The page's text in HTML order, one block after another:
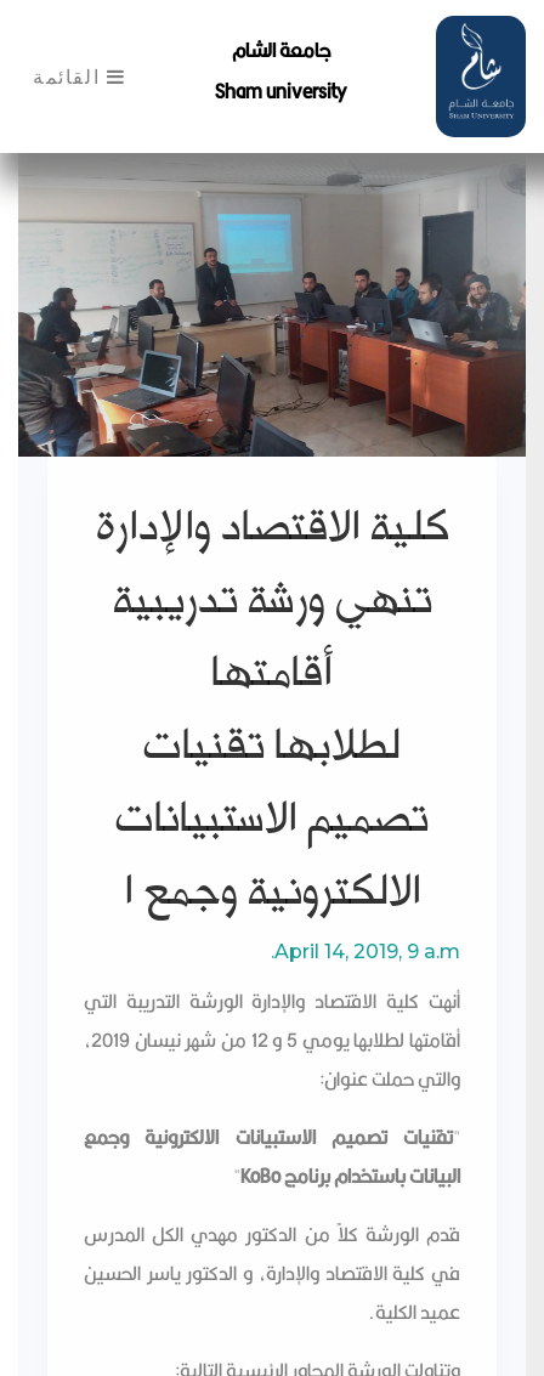
جامعة الشام
Sham university
القائمة
كلية الاقتصاد والإدارة تنهي
ورشة تدريبية أقامتها
لطلابها تقنيات تصميم
الاستبيانات الالكترونية وجمع
ا
كلية الاقتصاد والإدارة
تنهي ورشة تدريبية
أقامتها
لطلابها تقنيات
تصميم الاستبيانات
الالكترونية وجمع ا
April 14, 2019, 9 a.m.
أنهت كلية الاقتصاد والإدارة الورشة التدريبة التي
أقامتها لطلابها يومي 5 و 12 من شهر نيسان 2019،
والتي حملت عنوان:
"تقنيات تصميم الاستبيانات الالكترونية وجمع
البيانات باستخدام برنامج KoBo
"
قدم الورشة كلاً من الدكتور مهدي الكل المدرس
في كلية الاقتصاد والإدارة، و الدكتور ياسر الحسين
عميد الكلية.